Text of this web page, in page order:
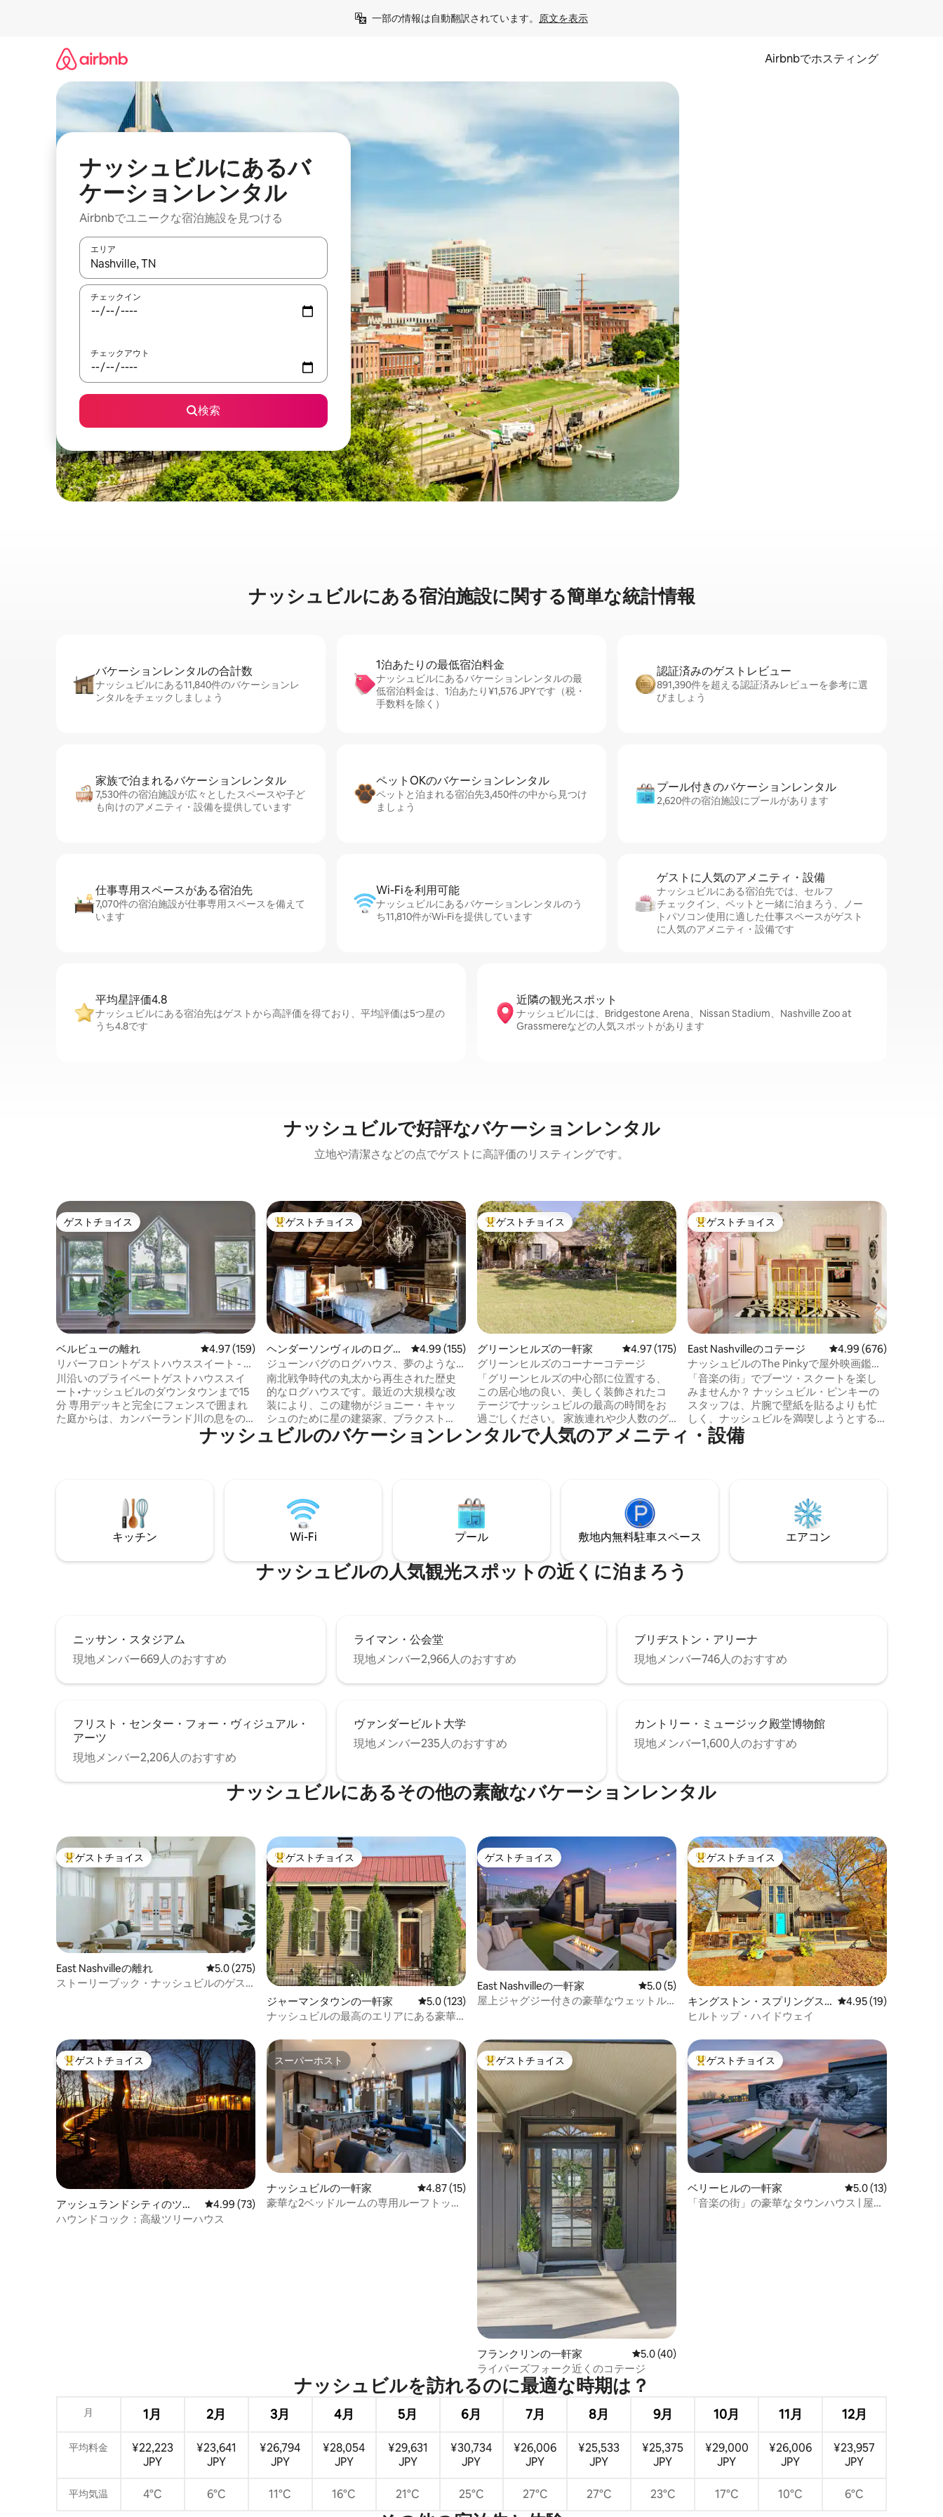
一部の情報は自動翻訳されています。 原文を表示
Airbnbでホスティング
ナッシュビルにあるバ
ケーションレンタル
Airbnbでユニークな宿泊施設を見つける
エリア
検索結果が表示されたら、上下の矢印キーを使って移動するか、画面をタッチまたはスワイプして検索結果を確認することができます。
チェックイン
チェックアウト
検索
ナッシュビルに⁠あ⁠る宿⁠泊⁠施⁠設⁠に関⁠す⁠る簡⁠単⁠な統⁠計⁠情⁠報
バケーションレ⁠ン⁠タ⁠ル⁠の合⁠計⁠数
ナッシュビルにある11,840件のバケーションレ
ンタルをチェックしましょう
1泊あたりの最⁠低⁠宿⁠泊⁠料⁠金
ナッシュビルにあるバケーションレンタルの最
低宿泊料金は、1泊あたり¥1,576 JPYです（税・
手数料を除く）
認証済みのゲ⁠ス⁠ト⁠レ⁠ビ⁠ュ⁠ー
891,390件を超える認証済みレビューを参考に選
びましょう
家族で泊まれるバ⁠ケ⁠ー⁠シ⁠ョ⁠ンレ⁠ン⁠タ⁠ル
7,530件の宿泊施設が広々としたスペースや子ど
も向けのアメニティ・設備を提供しています
ペットOKのバ⁠ケ⁠ー⁠シ⁠ョ⁠ンレ⁠ン⁠タ⁠ル
ペットと泊まれる宿泊先3,450件の中から見つけ
ましょう
プール付きのバ⁠ケ⁠ー⁠シ⁠ョ⁠ンレ⁠ン⁠タ⁠ル
2,620件の宿泊施設にプールがあります
仕事専用ス⁠ペ⁠ー⁠スがあ⁠る宿⁠泊⁠先
7,070件の宿泊施設が仕事専用スペースを備えて
います
Wi-Fiを利⁠用⁠可⁠能
ナッシュビルにあるバケーションレンタルのう
ち11,810件がWi-Fiを提供しています
ゲストに人⁠気⁠のア⁠メ⁠ニ⁠テ⁠ィ・設⁠備
ナッシュビルにある宿泊先では、セ⁠ル⁠フ
チ⁠ェ⁠ッ⁠ク⁠イ⁠ン、ペットと一緒に泊まろう、ノー
トパソコン使用に適した仕事スペースがゲスト
に人気のアメニティ・設備です
平均星評価4.8
ナッシュビルにある宿泊先はゲストから高評価を得ており、平均評価は5つ星の
うち4.8です
近隣の観光ス⁠ポ⁠ッ⁠ト
ナッシュビルには、Bridgestone Arena、Nissan Stadium、Nashville Zoo at
Grassmereなどの人気スポットがあります
ナッシュビルで好評なバケーションレンタル
立地や清潔さなどの点でゲストに高評価のリスティングです。
ゲストチョイス
ゲストチョイス
ベルビューの離れ レビュー159件、5つ星中4.97つ星の平均評価
4.97 (159)
リバーフロントゲストハウススイート - ブ
ロードウェイまで15分
川沿いのプライベートゲストハウススイ
ート•ナッシュビルのダウンタウンまで15
分 専用デッキと完全にフェンスで囲まれ
た庭からは、カンバーランド川の息をの
むようなウォーターフロントの景色が見
えます。このモダンなウォーターフロン
ッシュビルのダウンタウンからわずか15分
の、静かな川沿いの隠れ家です。 🌊川の
眺望が楽しめるウォーターフロントの専
用デッキ🚣🏻 🐾 完全にフェンスで囲まれ
た、ペットOKの庭 🐕‍🦺 🎸ブロードウェ
イ、ブリッジストーン、ガルチまで15分🤠
大好評のゲストチョイスです。
ゲストチョイス
ヘンダーソンヴィルのログハ
ウス
レビュー155件、5つ星中4.99つ星の平均評価
4.99 (155)
ジューンバグのログハウス、夢のような
ロフトスイート、石造りの暖炉
南北戦争時代の丸太から再生された歴史
的なログハウスです。最近の大規模な改
装により、この建物がジョニー・キャッ
シュのために星の建築家、ブラクスト
ン・ディクソンによって開発されたこと
が明らかになりました。 アーティストや
ム付き）、キングベッド、リビング/ダイ
ニングルーム、石の暖炉、ランドリー。
最大3名様までご宿泊いただけます。木々
の茂るエリアを見渡せるデッキ。 ナッシ
ュビルのアトラクション、グランドオル
オプリー、空港までわずか30分、地元の
レストランなどまで車ですぐです。
大好評のゲストチョイスです。
ゲストチョイス
グリーンヒルズの一軒家 レビュー175件、5つ星中4.97つ星の平均評価
4.97 (175)
グリーンヒルズのコーナーコテージ
「グリーンヒルズの中心部に位置する、
この居心地の良い、美しく装飾されたコ
テージでナッシュビルの最高の時間をお
過ごしください。 家族連れや少人数のグ
ループに最適で、快適さと魅力が完璧に
融合しています。」 近くのアトラクショ
です。 スクリーン付きのポーチや焚き火
台の周りでリラックスしてください。 今
すぐ宿泊先を予約して、静かで居心地の
良いこの隠れ家からナッシュビルの魅力
をすべてお楽しみください。」
大好評のゲストチョイスです。
ゲストチョイス
East Nashvilleのコテージ レビュー676件、5つ星
4.99 (676)
ナッシュビルのThe Pinkyで屋外映画鑑賞
＆窯焼きピザを楽しもう
「音楽の街」でブーツ・スクートを楽し
みませんか？ ナッシュビル・ピンキーの
スタッフは、片腕で壁紙を貼るよりも忙
しく、ナッシュビルを満喫しようとする
みなさんのために、この魔法のお姫様の
館を整えています！ わからないこと、知
社の同意なしにイベント、写真撮影、ま
たは動画撮影の予約を行った場合、即座
にキャンセルされ、返金は行われませ
ん。 短期宿泊事業許可番号
2/0/1/8/0/4/4/5/8/7
ナッシュビルのバケーションレンタルで人気のアメニティ・設備
キッチン Wi-Fi プール 敷地内無料駐⁠車ス⁠ペ⁠ー⁠ス エアコン
ナッシュビルの人気観光スポットの近くに泊まろう
ニッサン・スタジアム
現地メンバー669人のおすすめ
ライマン・公会堂
現地メンバー2,966人のおすすめ
ブリヂストン・アリーナ
現地メンバー746人のおすすめ
フリスト・センター・フォー・ヴィジュアル・
アーツ
現地メンバー2,206人のおすすめ
ヴァンダービルト大学
現地メンバー235人のおすすめ
カントリー・ミュージック殿堂博物館
現地メンバー1,600人のおすすめ
ナッシュビルにあるその他の素敵なバケーションレンタル
大好評のゲストチョイスです。
ゲストチョイス
East Nashvilleの離れ レビュー275件、5つ星中5.0つ星の平均評価
5.0 (275)
ストーリーブック・ナッシュビルのゲス
大好評のゲストチョイスです。
ゲストチョイス
ジャーマンタウンの一軒家 レビュー123件、5つ星中5.0つ星の平均評価
5.0 (123)
ナッシュビルの最高のエリアにある豪華
ゲストチョイス
ゲストチョイス
East Nashvilleの一軒家 レビュー5件、5つ星中5.0つ星の平均評価
5.0 (5)
屋上ジャグジー付きの豪華なウェットル
大好評のゲストチョイスです。
ゲストチョイス
キングストン・スプリングス
の離れ
レビュー19件、5つ
4.95 (19)
ヒルトップ・ハイドウェイ
大好評のゲストチョイスです。
ゲストチョイス
アッシュランドシティのツリ
ーハウス
レビュー73件、5つ星中4.99つ星の平均評価
4.99 (73)
ハウンドコック：高級ツリーハウス
スーパーホスト
スーパーホスト
ナッシュビルの一軒家 レビュー15件、5つ星中4.87つ星の平均評価
4.87 (15)
豪華な2ベッドルームの専用ルーフトップ
大好評のゲストチョイスです。
ゲストチョイス
フランクリンの一軒家 レビュー40件、5つ星中5.0つ星の平均評価
5.0 (40)
ライパーズフォーク近くのコテージ
大好評のゲストチョイスです。
ゲストチョイス
ベリーヒルの一軒家 レビュー13件、5つ
5.0 (13)
「音楽の街」の豪華なタウンハウス | 屋上
ナッシュビルを訪⁠れ⁠るの⁠に最⁠適⁠な時⁠期⁠は⁠？
月 1月 2月 3月 4月 5月 6月 7月 8月 9月 10月 11月 12月
平均料金
¥22,223
JPY
¥23,641
JPY
¥26,794
JPY
¥28,054
JPY
¥29,631
JPY
¥30,734
JPY
¥26,006
JPY
¥25,533
JPY
¥25,375
JPY
¥29,000
JPY
¥26,006
JPY
¥23,957
JPY
平均気温 4°C 6°C 11°C 16°C 21°C 25°C 27°C 27°C 23°C 17°C 10°C 6°C